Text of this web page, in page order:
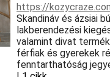
https://
Skandináv és ázsiai
lakberendezési
valamint divat
férfiak és gyerekek
fenntarthatóság